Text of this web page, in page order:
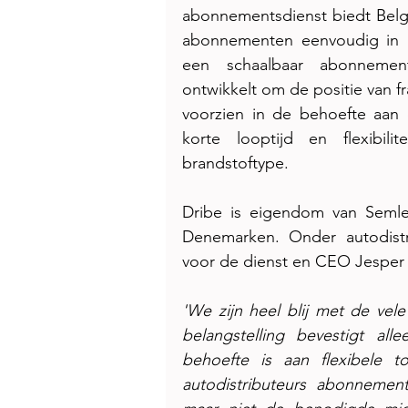
abonnementsdienst biedt
abonnementen eenvoudig
een schaalbaar
ontwikkelt om de positie van
voorzien in de behoefte aan
korte looptijd en
brandstoftype.
Dribe is eigendom van
Denemarken. Onder
voor de dienst en CEO
'We zijn heel blij met de
belangstelling bevestigt
behoefte is aan flexibele
autodistributeurs